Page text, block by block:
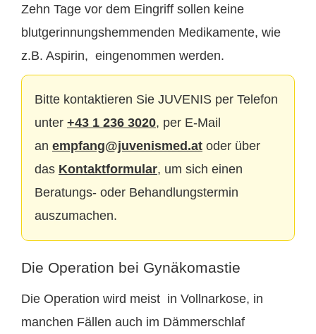
Zehn Tage vor dem Eingriff sollen keine
blutgerinnungshemmenden Medikamente, wie
z.B. Aspirin, eingenommen werden.
Bitte kontaktieren Sie JUVENIS per Telefon
unter +43 1 236 3020, per E-Mail
an empfang@juvenismed.at oder über
das Kontaktformular, um sich einen
Beratungs- oder Behandlungstermin
auszumachen.
Die Operation bei Gynäkomastie
Die Operation wird meist in Vollnarkose, in
manchen Fällen auch im Dämmerschlaf